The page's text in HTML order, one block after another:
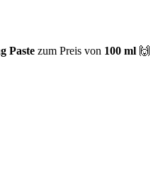
Paste zum Preis von 100 ml 🙌